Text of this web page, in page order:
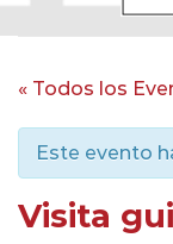
« Todos los
Este evento
Visita